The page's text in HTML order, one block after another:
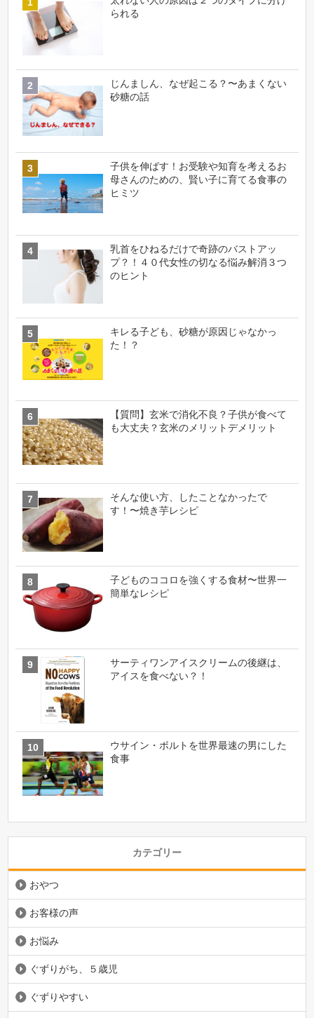
られる
じんましん、なぜ起こる？〜あまくない
砂糖の話
子供を伸ばす！お受験や知育を考えるお
母さんのための、賢い子に育てる食事の
ヒミツ
乳首をひねるだけで奇跡のバストアッ
プ？！４０代女性の切なる悩み解消３つ
のヒント
キレる子ども、砂糖が原因じゃなかっ
た！？
【質問】玄米で消化不良？子供が食べて
も大丈夫？玄米のメリットデメリット
そんな使い方、したことなかったで
す！〜焼き芋レシピ
子どものココロを強くする食材〜世界一
簡単なレシピ
サーティワンアイスクリームの後継は、
アイスを食べない？！
ウサイン・ボルトを世界最速の男にした
食事
カテゴリー
おやつ
お客様の声
お悩み
ぐずりがち、５歳児
ぐずりやすい